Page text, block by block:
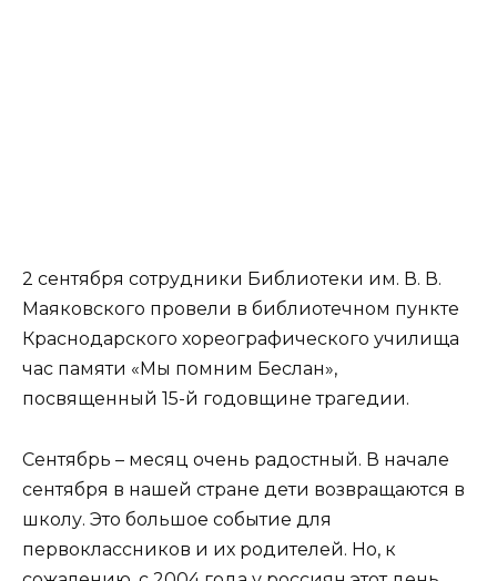
2 сентября сотрудники Библиотеки им. В. В.
Маяковского провели в библиотечном пункте
Краснодарского хореографического училища
час памяти «Мы помним Беслан»,
посвященный 15-й годовщине трагедии.
Сентябрь – месяц очень радостный. В начале
сентября в нашей стране дети возвращаются в
школу. Это большое событие для
первоклассников и их родителей. Но, к